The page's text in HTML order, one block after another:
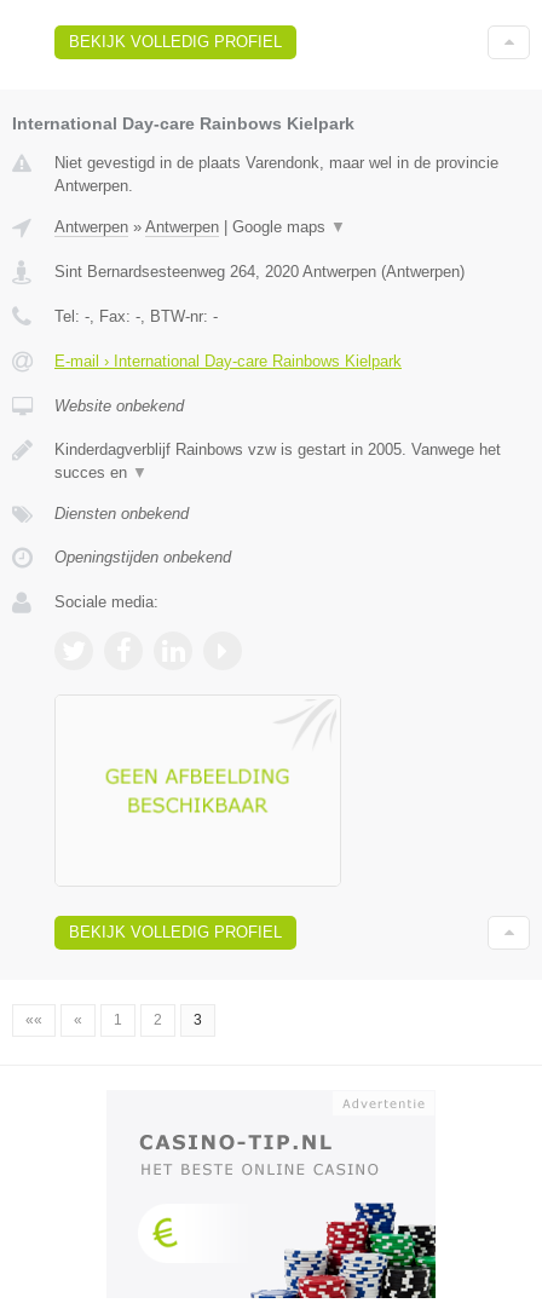
BEKIJK VOLLEDIG PROFIEL
International Day-care Rainbows Kielpark
Niet gevestigd in de plaats Varendonk, maar wel in de provincie
Antwerpen.
Antwerpen » Antwerpen Google maps ▼
Sint Bernardsesteenweg 264 2020 Antwerpen (Antwerpen)
Tel: - , Fax: - , BTW-nr: -
E-mail › International Day-care Rainbows Kielpark
Website onbekend
Kinderdagverblijf Rainbows vzw is gestart in 2005. Vanwege het
succes en ▼
Diensten onbekend
Openingstijden onbekend
Sociale media:
BEKIJK VOLLEDIG PROFIEL
«« « 1 2 3